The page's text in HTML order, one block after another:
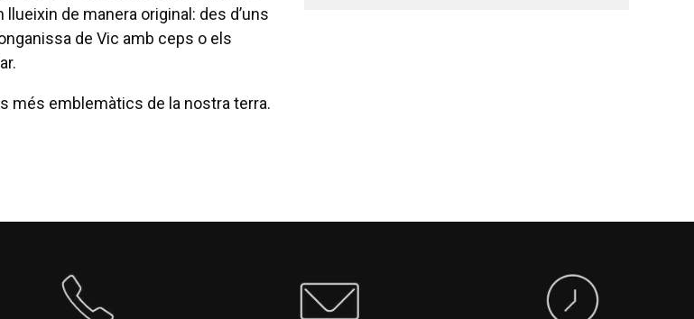
de manera original: des d’uns
de Vic amb ceps o els
més emblemàtics de la nostra terra.